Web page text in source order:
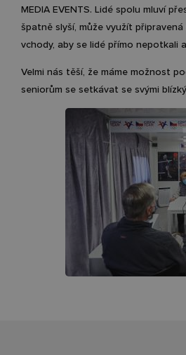
MEDIA EVENTS. Lidé spolu mluví
špatně slyší, může využít
vchody, aby se lidé přímo nepotkali
Velmi nás těší, že máme možnost
seniorům se setkávat se svými